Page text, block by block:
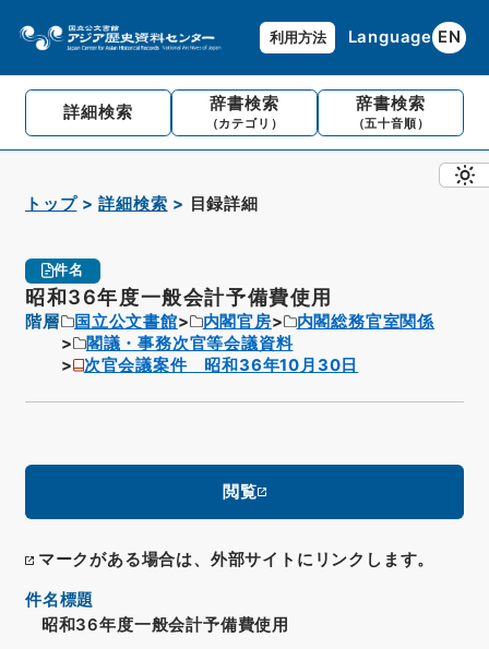
利用方法 Language EN
詳細検索 辞書検索
（カテゴリ）
辞書検索
（五十音順）
トップ 詳細検索 目録詳細
件名
昭和36年度一般会計予備費使用
階層 国立公文書館 内閣官房
内閣総務官室関係
閣議・事務次官等会議資料
次官会議案件 昭和36年10月30日
閲覧
マークがある場合は、外部サイトにリンクします。
件名標題
昭和36年度一般会計予備費使用